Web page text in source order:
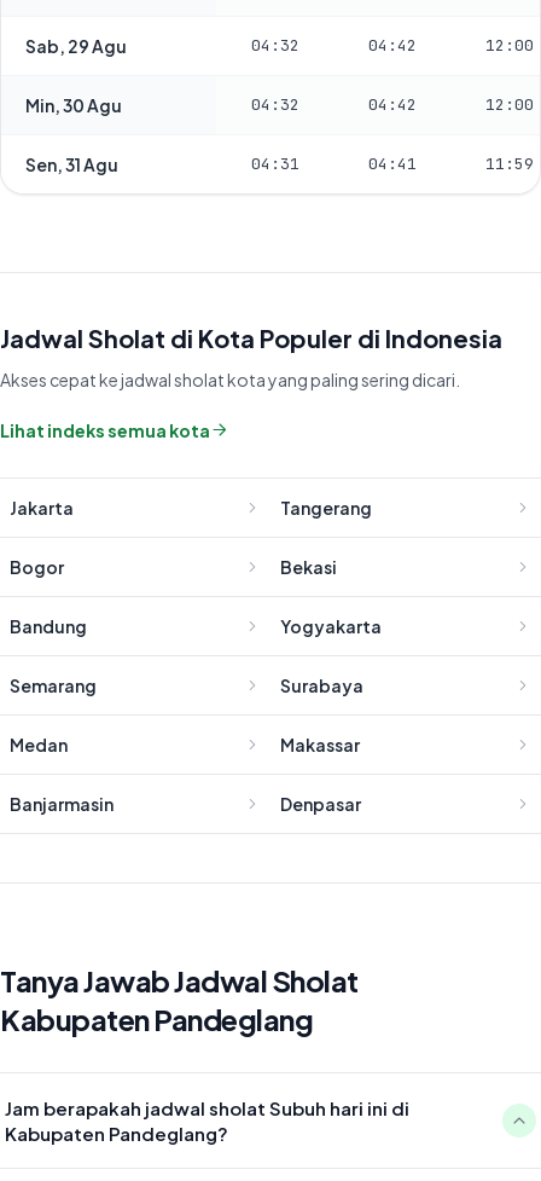
Sab, 29 Agu 04:32 04:42 12:00
Min, 30 Agu 04:32 04:42 12:00
Sen, 31 Agu 04:31 04:41 11:59
Jadwal Sholat di Kota Populer di Indonesia
Akses cepat ke jadwal sholat kota yang paling sering dicari.
Lihat indeks semua kota
Jakarta Tangerang
Bogor Bekasi
Bandung Yogyakarta
Semarang Surabaya
Medan Makassar
Banjarmasin Denpasar
Tanya Jawab Jadwal Sholat
Kabupaten Pandeglang
Jam berapakah jadwal sholat Subuh hari ini di
Kabupaten Pandeglang?